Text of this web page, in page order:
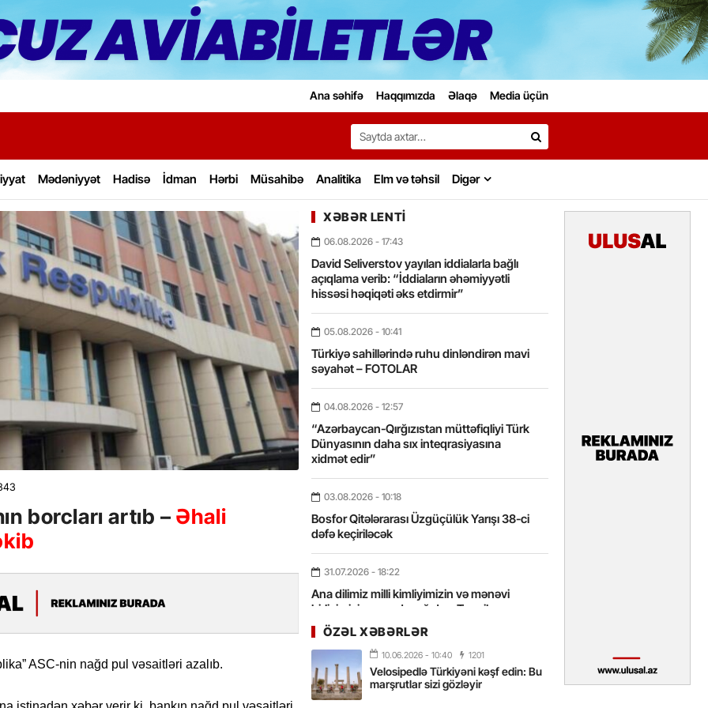
Ana səhifə Haqqımızda Əlaqə Media üçün
Search…
Mədəniyyət Hadisə İdman Hərbi Müsahibə Analitika Elm və təhsil Digər
borcları artıb – Əhali
ASC-nin nağd pul vəsaitləri azalıb.
XƏBƏR LENTI
06.08.2026 - 17:43
David Seliverstov yayılan iddialarla bağlı
açıqlama verib: “İddiaların əhəmiyyətli
hissəsi həqiqəti əks etdirmir”
05.08.2026 - 10:41
Türkiyə sahillərində ruhu dinləndirən mavi
səyahət – FOTOLAR
04.08.2026 - 12:57
“Azərbaycan-Qırğızıstan müttəfiqliyi Türk
Dünyasının daha sıx inteqrasiyasına
xidmət edir”
03.08.2026 - 10:18
Bosfor Qitələrarası Üzgüçülük Yarışı 38-ci
dəfə keçiriləcək
31.07.2026 - 18:22
Ana dilimiz milli kimliyimizin və mənəvi
birliyimizin əsas dayağıdır – Tənzilə
Rüstəmxanlı
31.07.2026 - 16:58
Tarixin axarını yalnız böyük liderlər dəyişir
ÖZƏL XƏBƏRLƏR
10.06.2026 - 10:40 1201
Velosipedlə Türkiyəni kəşf edin: Bu
marşrutlar sizi gözləyir